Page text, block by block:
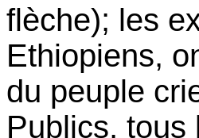
flèche); les
Ethiopiens,
du peuple
Publics, tous